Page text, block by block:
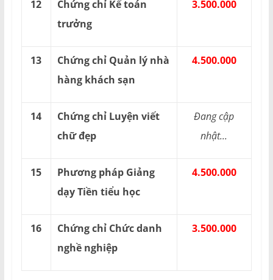
12
Chứng chỉ Kế toán
trưởng
3.500.000
13
Chứng chỉ Quản lý nhà
hàng khách sạn
4.500.000
14
Chứng chỉ Luyện viết
chữ đẹp
Đang cập
nhật...
15
Phương pháp Giảng
dạy Tiền tiểu học
4.500.000
16
Chứng chỉ Chức danh
nghề nghiệp
3.500.000